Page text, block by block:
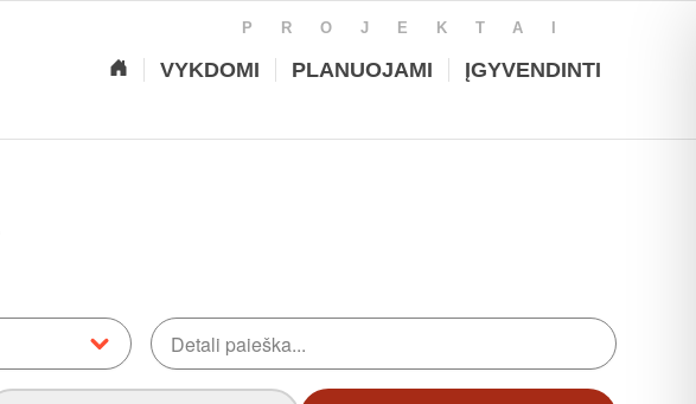
PROJEKTAI
VYKDOMI PLANUOJAMI ĮGYVENDINTI